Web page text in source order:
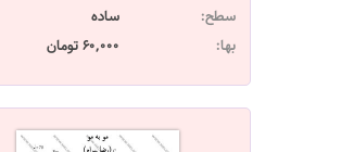
سطح:
ساده
بها:
60,000 تومان